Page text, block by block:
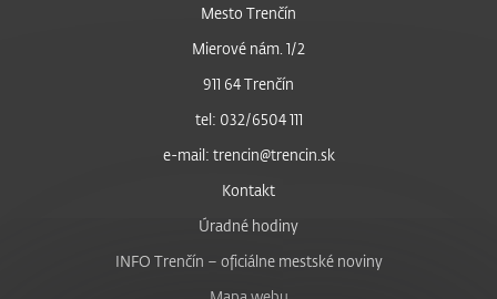
Mesto Trenčín
Mierové nám. 1/2
911 64 Trenčín
tel: 032/6504 111
e-mail: trencin@trencin.sk
Kontakt
Úradné hodiny
INFO Trenčín – oficiálne mestské noviny